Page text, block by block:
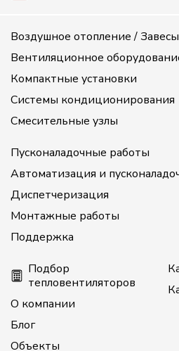
Воздушное отопление / Завесы
Вентиляционное
Компактные установки
Системы кондиционирования
Смесительные узлы
Пусконаладочные работы
Автоматизация и
Диспетчеризация
Монтажные работы
Поддержка
Подбор
тепловентиляторов
О компании
Блог
Объекты